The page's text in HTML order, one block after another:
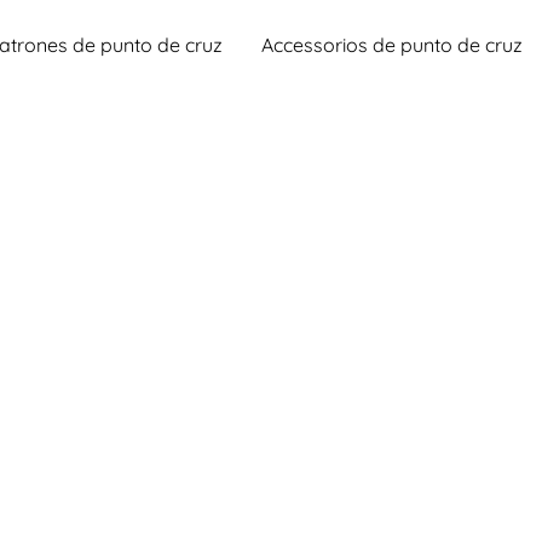
de punto de cruz Accessorios de punto de cruz